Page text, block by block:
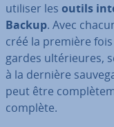
utiliser les outils
Backup. Avec
créé la première
gardes ul­té­rieures,
à la dernière
peut être
complète.